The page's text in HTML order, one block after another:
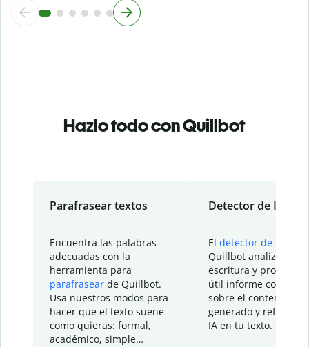
Hazlo todo con Quillbot
Parafrasear textos
Encuentra las palabras
adecuadas con la
herramienta para
parafrasear de Quillbot.
Usa nuestros modos para
hacer que el texto suene
como quieras: formal,
académico, simple…
Detector de IA
El detector de IA
Quillbot analiza tu
escritura y
útil informe con
sobre el contenido
generado y refinado
IA en tu texto.